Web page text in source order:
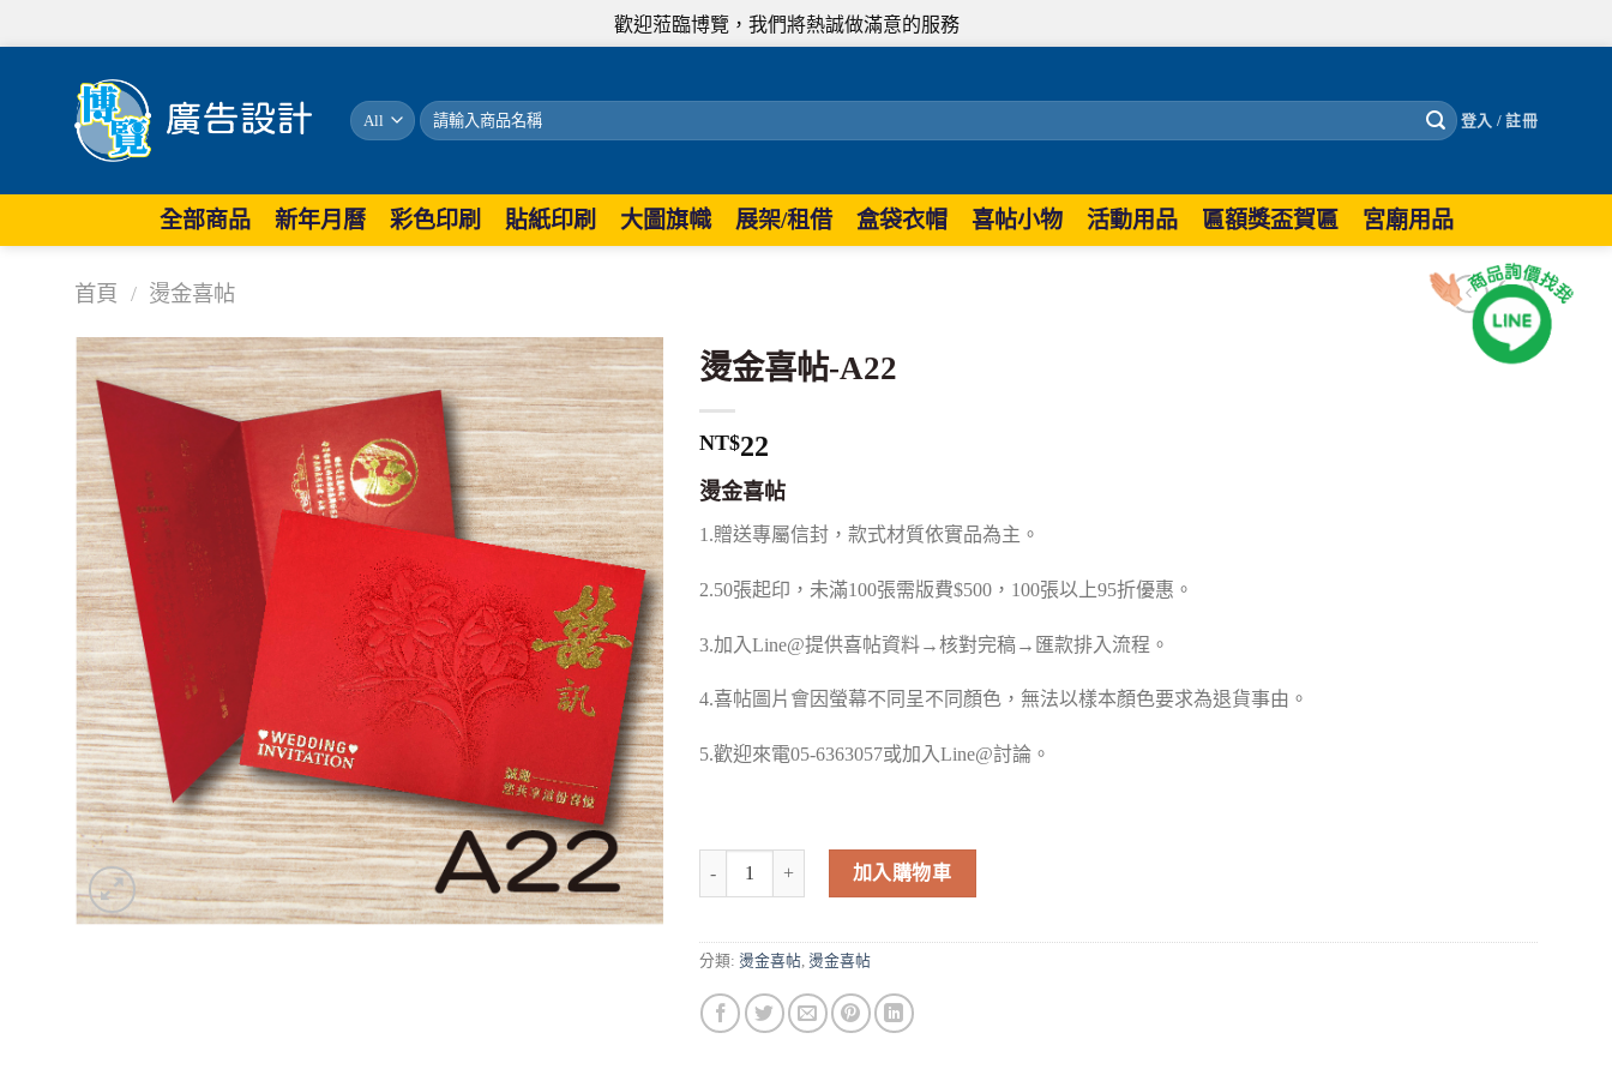
歡迎蒞臨博覽，我們將熱誠做滿意的服務
搜
尋
登入 / 註冊
全部商品 新年月曆 彩色印刷 貼紙印刷 大圖旗幟 展架/租借 盒袋衣帽 喜帖小物 活動用品 匾額獎盃賀匾 宮廟用品
首頁 / 燙金喜帖
燙金喜帖-A22
NT$22
燙金喜帖
1.贈送專屬信封，款式材質依實品為主。
2.50張起印，未滿100張需版費$500，100張以上95折優惠。
3.加入Line@提供喜帖資料→核對完稿→匯款排入流程。
4.喜帖圖片會因螢幕不同呈不同顏色，無法以樣本顏色要求為退貨事由。
5.歡迎來電05-6363057或加入Line@討論。
加入購物車
分類: 燙金喜帖, 燙金喜帖